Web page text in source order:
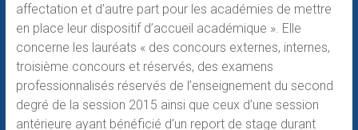
affectation et d’autre part pour les académies de mettre
en place leur dispositif d’accueil académique ». Elle
concerne les lauréats « des concours externes, internes,
troisième concours et réservés, des examens
professionnalisés réservés de l’enseignement du second
degré de la session 2015 ainsi que ceux d’une session
antérieure ayant bénéficié d’un report de stage durant